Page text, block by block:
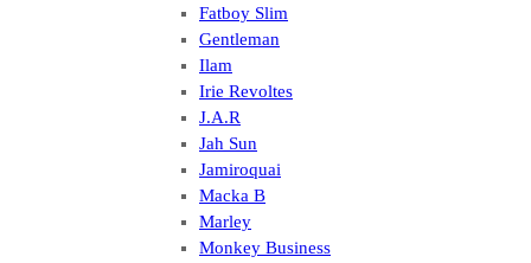
Fatboy Slim
Gentleman
Ilam
Irie Revoltes
J.A.R
Jah Sun
Jamiroquai
Macka B
Marley
Monkey Business